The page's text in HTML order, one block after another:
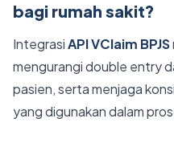
bagi rumah sakit?
IntegrasiAPI VClaim BPJS
mengurangi double entry
pasien, serta menjaga
yang digunakan dalam